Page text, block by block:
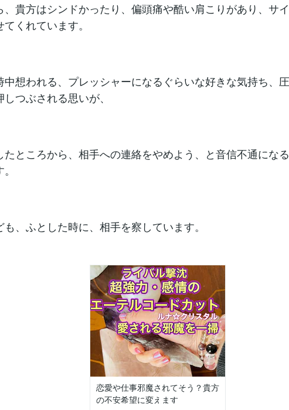
、貴方はシンドかったり、偏頭痛や酷い肩こりがあり、サイ
くれています。
中想われる、プレッシャーになるぐらいな好きな気持ち、
しつぶされる思いが、
たところから、相手への連絡をやめよう、と音信不通にな
も、ふとした時に、相手を察しています。
恋愛や仕事邪魔されてそう？貴方
の不安希望に変えます